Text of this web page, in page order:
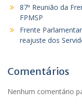
87ª Reunião da
FPMSP
Frente
reajuste dos
Comentários
Nenhum comentário